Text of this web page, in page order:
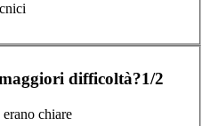
difficoltà?1/2
chiare